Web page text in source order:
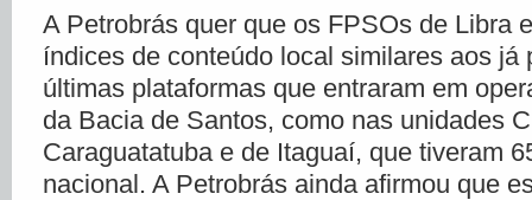
A Petrobrás quer que os FPSOs de Libra
índices de conteúdo local similares aos já
últimas plataformas que entraram em
da Bacia de Santos, como nas unidades
Caraguatatuba e de Itaguaí, que tiveram
nacional. A Petrobrás ainda afirmou que